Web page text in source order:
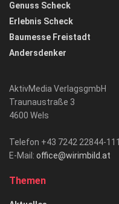
Genuss Scheck
Erlebnis Scheck
Baumesse Freistadt
Andersdenker
AktivMedia VerlagsgmbH
Traunaustraße 3
4600 Wels
Telefon +43 7242 22844-111
E-Mail: office@wirimbild.at
Themen